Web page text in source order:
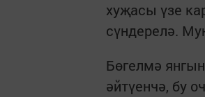
хуҗасы үзе
сүндерелә.
Бөгелмә
әйтүенчә, бу